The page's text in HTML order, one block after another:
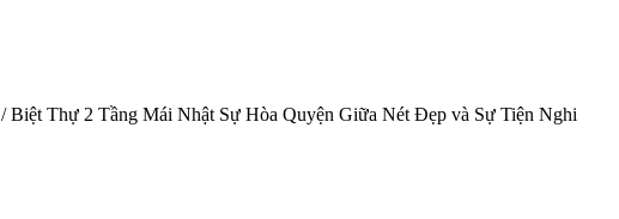
/ Biệt Thự 2 Tầng Mái Nhật Sự Hòa Quyện Giữa Nét Đẹp và Sự Tiện Nghi